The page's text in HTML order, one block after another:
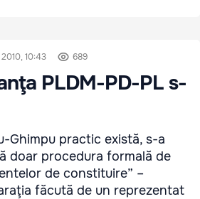
10:43 689
PLDM-PD-PL s-
Ghimpu practic există, s-a
doar procedura formală de
de constituire” –
făcută de un reprezentat